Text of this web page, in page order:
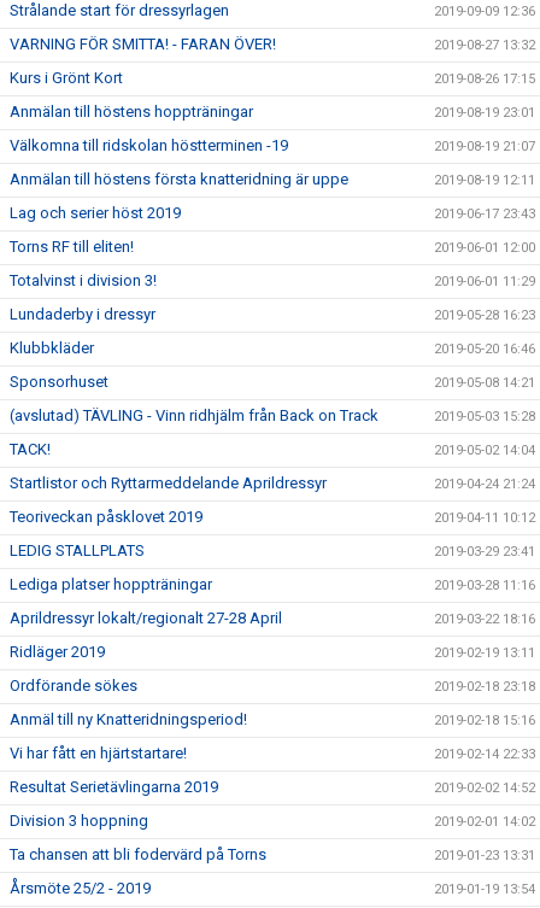
Strålande start för dressyrlagen 2019-09-09 12:36
VARNING FÖR SMITTA! - FARAN ÖVER! 2019-08-27 13:32
Kurs i Grönt Kort 2019-08-26 17:15
Anmälan till höstens hoppträningar 2019-08-19 23:01
Välkomna till ridskolan höstterminen -19 2019-08-19 21:07
Anmälan till höstens första knatteridning är uppe 2019-08-19 12:11
Lag och serier höst 2019 2019-06-17 23:43
Torns RF till eliten! 2019-06-01 12:00
Totalvinst i division 3! 2019-06-01 11:29
Lundaderby i dressyr 2019-05-28 16:23
Klubbkläder 2019-05-20 16:46
Sponsorhuset 2019-05-08 14:21
(avslutad) TÄVLING - Vinn ridhjälm från Back on Track 2019-05-03 15:28
TACK! 2019-05-02 14:04
Startlistor och Ryttarmeddelande Aprildressyr 2019-04-24 21:24
Teoriveckan påsklovet 2019 2019-04-11 10:12
LEDIG STALLPLATS 2019-03-29 23:41
Lediga platser hoppträningar 2019-03-28 11:16
Aprildressyr lokalt/regionalt 27-28 April 2019-03-22 18:16
Ridläger 2019 2019-02-19 13:11
Ordförande sökes 2019-02-18 23:18
Anmäl till ny Knatteridningsperiod! 2019-02-18 15:16
Vi har fått en hjärtstartare! 2019-02-14 22:33
Resultat Serietävlingarna 2019 2019-02-02 14:52
Division 3 hoppning 2019-02-01 14:02
Ta chansen att bli fodervärd på Torns 2019-01-23 13:31
Årsmöte 25/2 - 2019 2019-01-19 13:54